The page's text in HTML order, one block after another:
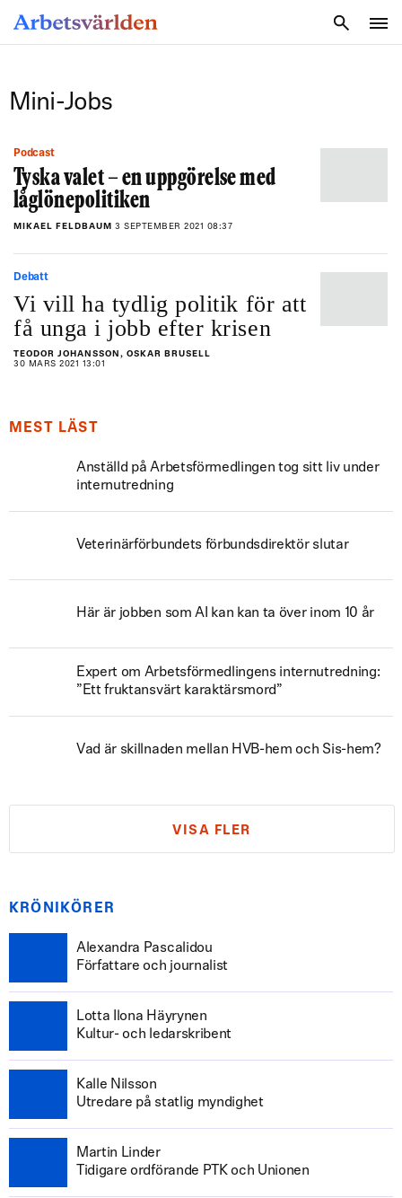
Mini-Jobs
Podcast
Tyska valet – en uppgörelse med
låglönepolitiken
MIKAEL FELDBAUM 3 SEPTEMBER 2021 08:37
Debatt
Vi vill ha tydlig politik för att
få unga i jobb efter krisen
TEODOR JOHANSSON, OSKAR BRUSELL
30 MARS 2021 13:01
MEST LÄST
Anställd på Arbetsförmedlingen tog sitt liv under
internutredning
Veterinärförbundets förbundsdirektör slutar
Här är jobben som AI kan kan ta över inom 10 år
Expert om Arbetsförmedlingens internutredning:
”Ett fruktansvärt karaktärsmord”
Vad är skillnaden mellan HVB-hem och Sis-hem?
VISA FLER
KRÖNIKÖRER
Alexandra Pascalidou
Författare och journalist
Lotta Ilona Häyrynen
Kultur- och ledarskribent
Kalle Nilsson
Utredare på statlig myndighet
Martin Linder
Tidigare ordförande PTK och Unionen